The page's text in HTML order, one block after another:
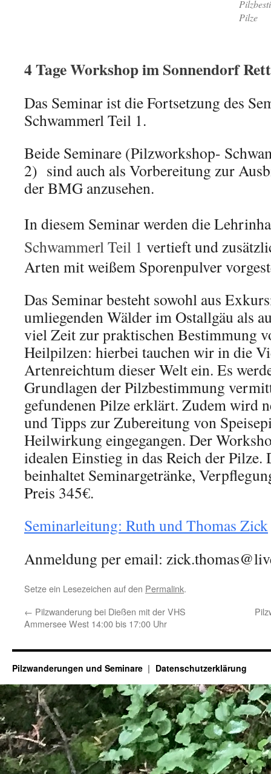
Pilze
4 Tage Workshop im Sonnendorf
Das Seminar ist die Fortsetzung des
Schwammerl Teil 1.
Beide Seminare (Pilzworkshop-
2) sind auch als Vorbereitung zur
der BMG anzusehen.
In diesem Seminarwerden die
Schwammerl Teil 1 vertieft und
Arten mit weißem Sporenpulver
Das Seminar besteht sowohl aus
umliegenden Wälder im Ostallgäu als
viel Zeit zur praktischen Bestimmung
Heilpilzen: hierbei tauchen wir in die
Artenreichtum dieser Welt ein. Es
Grundlagen der Pilzbestimmung
gefundenen Pilze erklärt. Zudem wird
und Tipps zur Zubereitung von
Heilwirkung eingegangen. Der
idealen Einstieg in das Reich der Pilze.
beinhaltet Seminargetränke,
Preis 345€.
Seminarleitung: Ruth und Thomas Zick
Anmeldung per email:
Setze ein Lesezeichen auf den Permalink.
← Pilzwanderung bei Dießen mit der VHS
Ammersee West 14:00 bis 17:00 Uhr
Pilzwanderungen und Seminare Datenschutzerklärung